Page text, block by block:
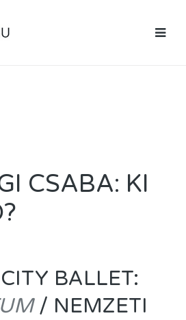
CSABA: KI
BALLET:
/ NEMZETI